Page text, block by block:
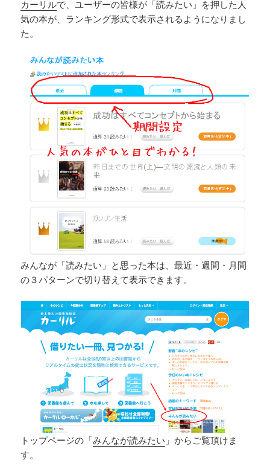
カーリルで、ユーザーの皆様が「読みたい」を押した人
気の本が、ランキング形式で表示されるようになりまし
た。
みんなが「読みたい」と思った本は、最近・週間・月間
の３パターンで切り替えて表示できます。
トップページの「みんなが読みたい 」からご覧頂けま
す。